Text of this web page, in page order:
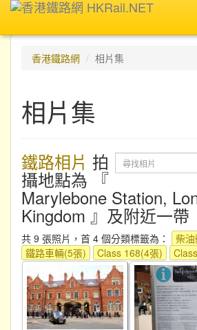
香港鐵路網
相片集
相片集
鐵路相片 拍
攝地點為 『
Marylebone Station,
Kingdom 』及附近一帶
共 9 張照片，首 4 個分類標籤為：
柴
鐵路車輛(5張)
Class 168(4張)